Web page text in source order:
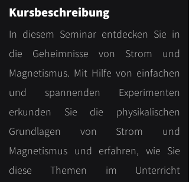
Kursbeschreibung
In diesem Seminar entdecken Sie in
die Geheimnisse von Strom und
Magnetismus. Mit Hilfe von einfachen
und spannenden Experimenten
erkunden Sie die physikalischen
Grundlagen von Strom und
Magnetismus und erfahren, wie Sie
diese Themen im Unterricht